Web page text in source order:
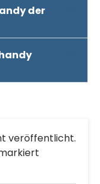
der
veröffentlicht.